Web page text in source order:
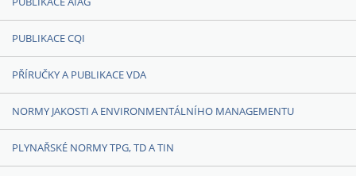
PUBLIKACE CQI
PŘÍRUČKY A PUBLIKACE VDA
NORMY JAKOSTI A ENVIRONMENTÁLNÍHO MANAGEMENTU
PLYNAŘSKÉ NORMY TPG, TD A TIN